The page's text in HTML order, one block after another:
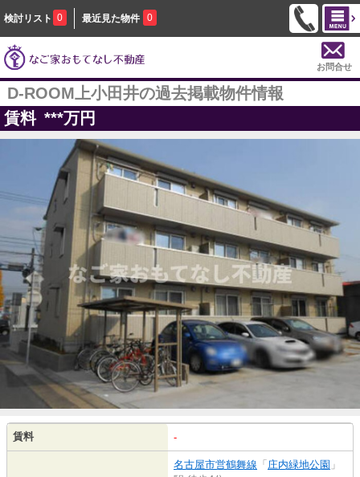
検討リスト 0 最近見た物件 0
お問合せ
D-ROOM上小田井の過去掲載物件情報
賃料 ***万円
賃料 -
名古屋市営鶴舞線 「 庄内緑地公園 」